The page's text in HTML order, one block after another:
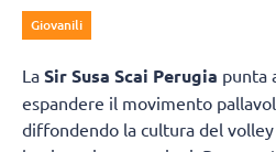
Giovanili
La Sir Susa Scai Perugia punta
espandere il movimento
diffondendo la cultura del